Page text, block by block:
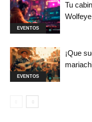
EVENTOS
Tu
EVENTOS
¡Que